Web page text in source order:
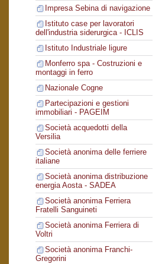
Impresa Sebina di navigazione
Istituto case per lavoratori
dell'industria siderurgica - ICLIS
Istituto Industriale ligure
Monferro spa - Costruzioni e
montaggi in ferro
Nazionale Cogne
Partecipazioni e gestioni
immobiliari - PAGEIM
Società acquedotti della
Versilia
Società anonima delle ferriere
italiane
Società anonima distribuzione
energia Aosta - SADEA
Società anonima Ferriera
Fratelli Sanguineti
Società anonima Ferriera di
Voltri
Società anonima Franchi-
Gregorini